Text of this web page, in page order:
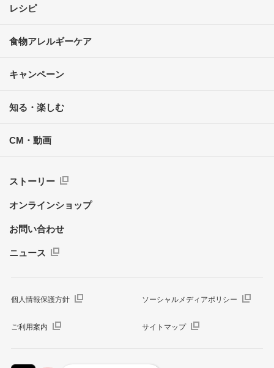
レシピ
食物アレルギーケア
キャンペーン
知る・楽しむ
CM・動画
ストーリー
オンラインショップ
お問い合わせ
ニュース
個人情報保護方針 ソーシャルメディアポリシー
ご利用案内 サイトマップ